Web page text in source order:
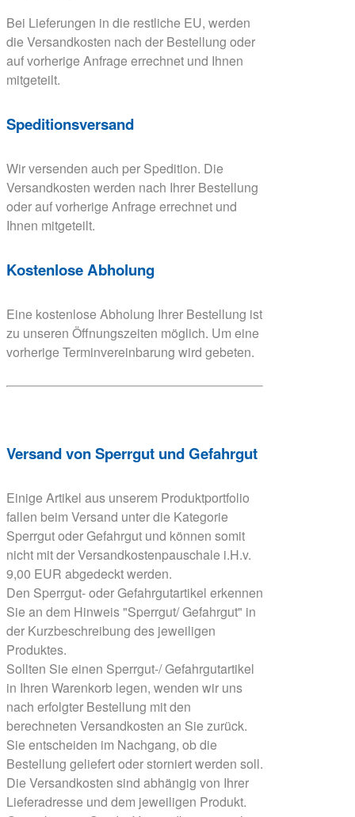
Bei Lieferungen in die restliche EU, werden
die Versandkosten nach der Bestellung oder
auf vorherige Anfrage errechnet und Ihnen
mitgeteilt.
Speditionsversand
Wir versenden auch per Spedition. Die
Versandkosten werden nach Ihrer Bestellung
oder auf vorherige Anfrage errechnet und
Ihnen mitgeteilt.
Kostenlose Abholung
Eine kostenlose Abholung Ihrer Bestellung ist
zu unseren Öffnungszeiten möglich. Um eine
vorherige Terminvereinbarung wird gebeten.
Versand von Sperrgut und Gefahrgut
Einige Artikel aus unserem Produktportfolio
fallen beim Versand unter die Kategorie
Sperrgut oder Gefahrgut und können somit
nicht mit der Versandkostenpauschale i.H.v.
9,00 EUR abgedeckt werden.
Den Sperrgut- oder Gefahrgutartikel erkennen
Sie an dem Hinweis "Sperrgut/ Gefahrgut" in
der Kurzbeschreibung des jeweiligen
Produktes.
Sollten Sie einen Sperrgut-/ Gefahrgutartikel
in Ihren Warenkorb legen, wenden wir uns
nach erfolgter Bestellung mit den
berechneten Versandkosten an Sie zurück.
Sie entscheiden im Nachgang, ob die
Bestellung geliefert oder storniert werden soll.
Die Versandkosten sind abhängig von Ihrer
Lieferadresse und dem jeweiligen Produkt.